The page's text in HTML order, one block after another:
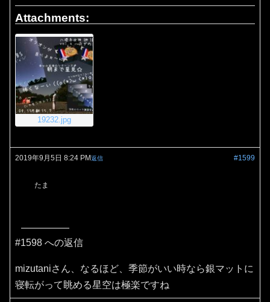
Attachments:
19232.jpg
2019年9月5日 8:24 PM #1599
返信
たま
#1598 への返信
mizutaniさん、なるほど、季節がいい時なら銀マットに
寝転がって眺める星空は極楽ですね